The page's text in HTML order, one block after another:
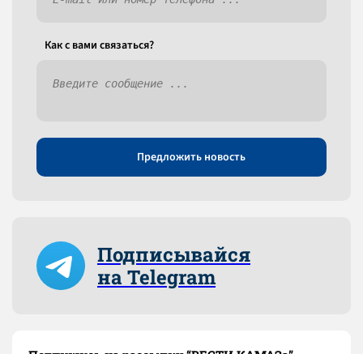
Как c вами связаться?
Предложить новость
Подписывайся
на Telegram